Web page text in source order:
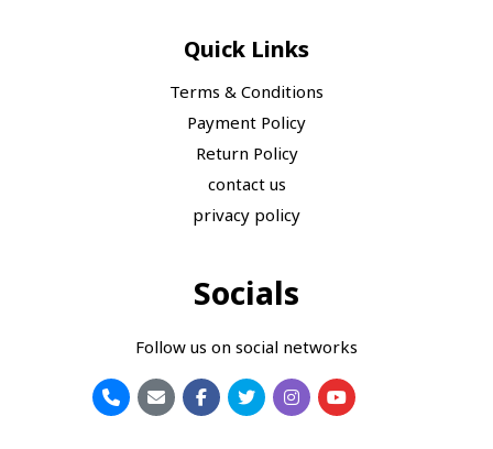
Quick Links
Terms & Conditions
Payment Policy
Return Policy
contact us
privacy policy
Socials
Follow us on social networks